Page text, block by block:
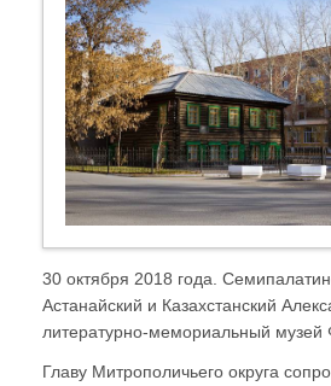
30 октября 2018 года.
Астанайский и Казахстанский
литературно-мемориальный музей
Главу Митрополичьего округа